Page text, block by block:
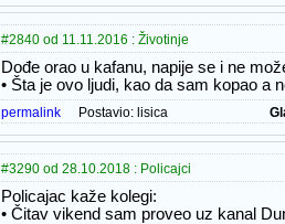
#2840 od 11.11.2016 : Životinje
Dođe orao u kafanu, napije se i ne
• Šta je ovo ljudi, kao da sam kopao a
permalink Postavio: lisica
#3290 od 28.10.2018 : Policajci
Policajac kaže kolegi:
• Čitav vikend sam proveo uz kanal